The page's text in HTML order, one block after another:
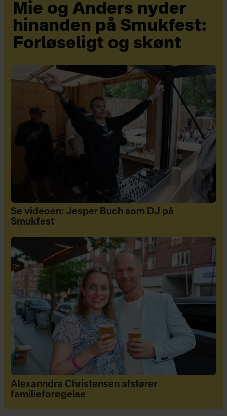
Mie og Anders nyder
hinanden på Smukfest:
Forløseligt og skønt
Se videoen: Jesper Buch som DJ på
Smukfest
Alexanndra Christensen afslører
familieforøgelse